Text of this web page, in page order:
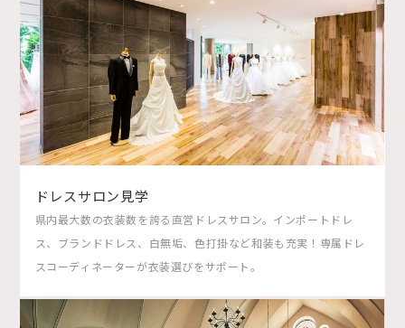
ドレスサロン見学
県内最大数の衣装数を誇る直営ドレスサロン。インポートドレ
ス、ブランドドレス、白無垢、色打掛など和装も充実！専属ドレ
スコーディネーターが衣装選びをサポート。